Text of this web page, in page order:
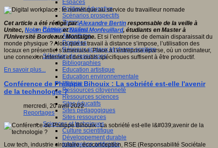
Espaces
Politique éducative
Scénarios prospectifs
Temps
Réseaux sociaux
Algorithme
Données
Réseaux sociaux et champ scolaire
Sélection de ressources
Bibliographies
Education artistique
Education environnementale
Histoire
Ressources citoyenneté
Ressources sciences
Sites éducatifs
Sites pédagogiques
Sites ressources
Sciences et techniques
Culture scientifique
Développement durable
Intelligence artificielle
Cet article a été rédigé parAlexandre Bertin responsable de la veille à
Unitec, Nolan CottieretNaémi Monfeuillard, étudiants en Master à
l’Université Bordeaux Montaigne. Et si l’entreprise de demain disparaissait du
monde physique ? Alors que le travail à distance s’impose, l’utilisation des
locaux en présentiel s’amenuise. Place à l’entreprise éparse, où un ordinateur,
une connexion Internet et des outils spécifiques suffisent à être productif.
En savoir plus...
Conférence de Philippe Bihouix : La sobriété est-elle l'avenir
de la technologie ?
mercredi, 20 avril 2022
Reportages
Low tech, industrie circulaire, écoconception, RSE (Responsabilité Sociétale